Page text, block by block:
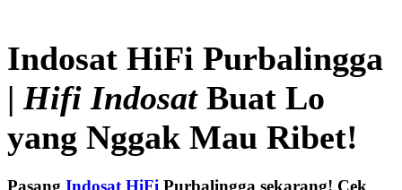
Indosat HiFi Purbalingga
|Hifi IndosatBuat Lo
yang Nggak Mau Ribet!
Pasang Indosat HiFi Purbalingga sekarang! Cek